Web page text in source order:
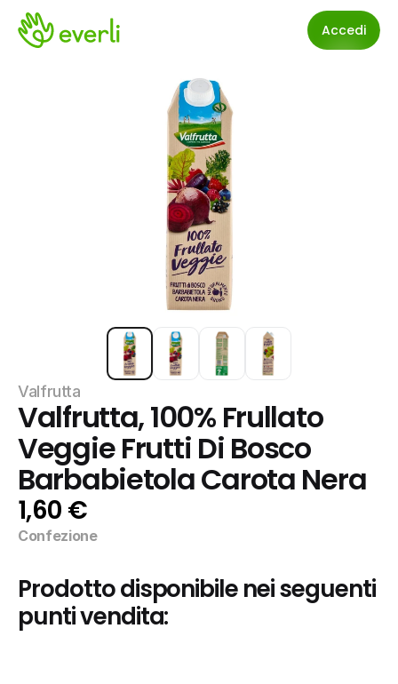
Accedi
Valfrutta
Valfrutta, 100% Frullato
Veggie Frutti Di Bosco
Barbabietola Carota Nera
1,60 €
Confezione
Prodotto disponibile nei seguenti
punti vendita: